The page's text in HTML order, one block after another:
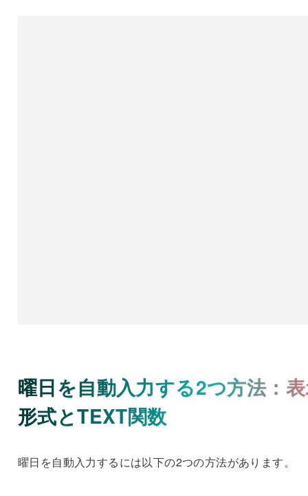
曜日を自動入力する2つ方法：
形式とTEXT関数
曜日を自動入力するには以下の2つの方法があります。